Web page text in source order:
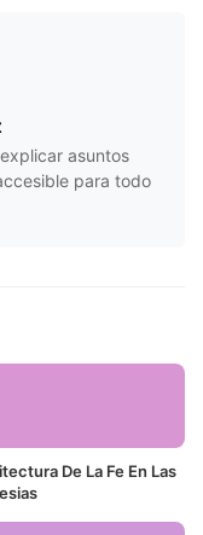
asuntos
para todo
De La Fe En Las